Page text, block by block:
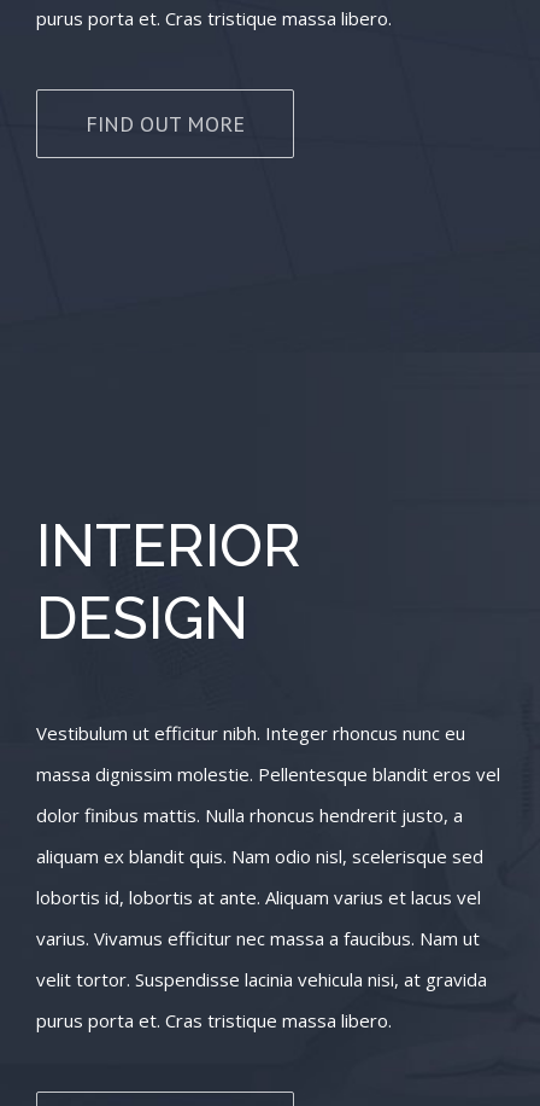
purus porta et. Cras tristique massa libero.
FIND OUT MORE
INTERIOR
DESIGN
Vestibulum ut efficitur nibh. Integer rhoncus nunc eu
massa dignissim molestie. Pellentesque blandit eros vel
dolor finibus mattis. Nulla rhoncus hendrerit justo, a
aliquam ex blandit quis. Nam odio nisl, scelerisque sed
lobortis id, lobortis at ante. Aliquam varius et lacus vel
varius. Vivamus efficitur nec massa a faucibus. Nam ut
velit tortor. Suspendisse lacinia vehicula nisi, at gravida
purus porta et. Cras tristique massa libero.